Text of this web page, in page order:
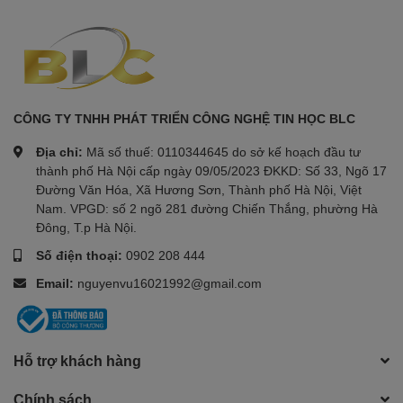
CÔNG TY TNHH PHÁT TRIỂN CÔNG NGHỆ TIN HỌC BLC
Địa chỉ: Mã số thuế: 0110344645 do sở kế hoạch đầu tư
thành phố Hà Nội cấp ngày 09/05/2023 ĐKKD: Số 33, Ngõ 17
Đường Văn Hóa, Xã Hương Sơn, Thành phố Hà Nội, Việt
Nam. VPGD: số 2 ngõ 281 đường Chiến Thắng, phường Hà
Đông, T.p Hà Nội.
Số điện thoại: 0902 208 444
Email: nguyenvu16021992@gmail.com
Hỗ trợ khách hàng
Chính sách